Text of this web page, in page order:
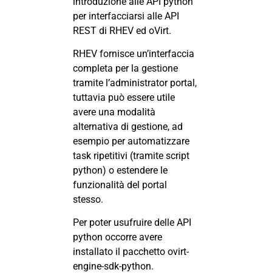
per interfacciarsi alle API
REST di RHEV ed oVirt.
RHEV fornisce un’interfaccia
completa per la gestione
tramite l’administrator portal,
tuttavia può essere utile
avere una modalità
alternativa di gestione, ad
esempio per automatizzare
task ripetitivi (tramite script
python) o estendere le
funzionalità del portal
stesso.
Per poter usufruire delle API
python occorre avere
installato il pacchetto ovirt-
engine-sdk-python.